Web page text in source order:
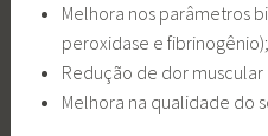
Melhora nos parâmetros
peroxidase e fibrinogênio);
Redução de dor
Melhora na qualidade do